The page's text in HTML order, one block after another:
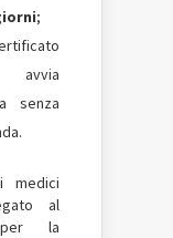
;
avvia
senza
medici
al
la